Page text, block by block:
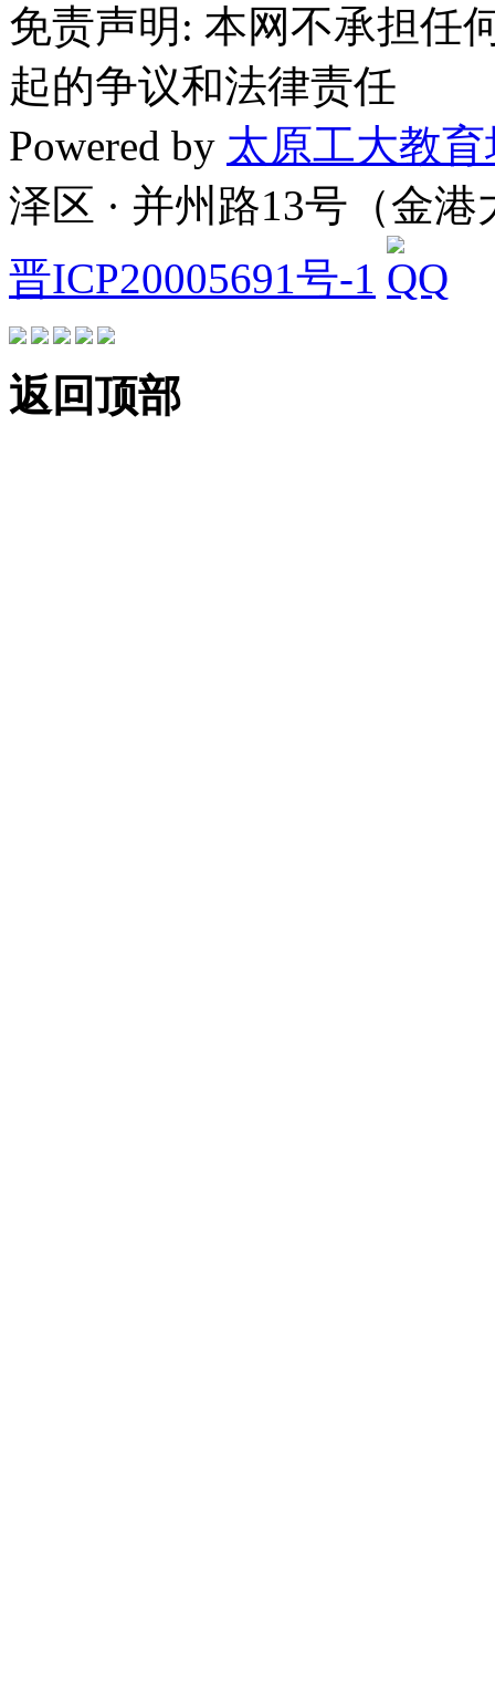
免责声明: 本网不承担任
起的争议和法律责任
Powered by 太原工大教
泽区 · 并州路13号（金
晋ICP20005691号-1
返回顶部